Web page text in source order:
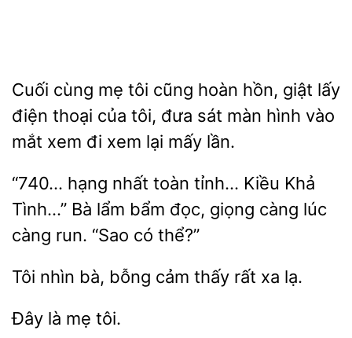
Cuối
mẹ tôi cũng hoàn hồn, giật lấy
điện thoại của tôi,
sát màn hình vào
mắt
đi xem lại mấy lần.
“740…
nhất toàn tỉnh… Kiều
Tình…”
lẩm bẩm đọc, giọng càng lúc
càng run. “Sao có thể?”
Tôi bà, bỗng cảm thấy xa
mẹ